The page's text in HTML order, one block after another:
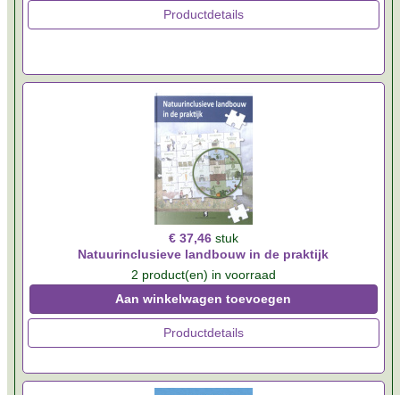
Productdetails
€ 37,46 stuk
Natuurinclusieve landbouw in de praktijk
2 product(en) in voorraad
Aan winkelwagen toevoegen
Productdetails